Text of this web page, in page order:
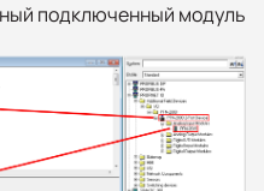
подключенный модуль